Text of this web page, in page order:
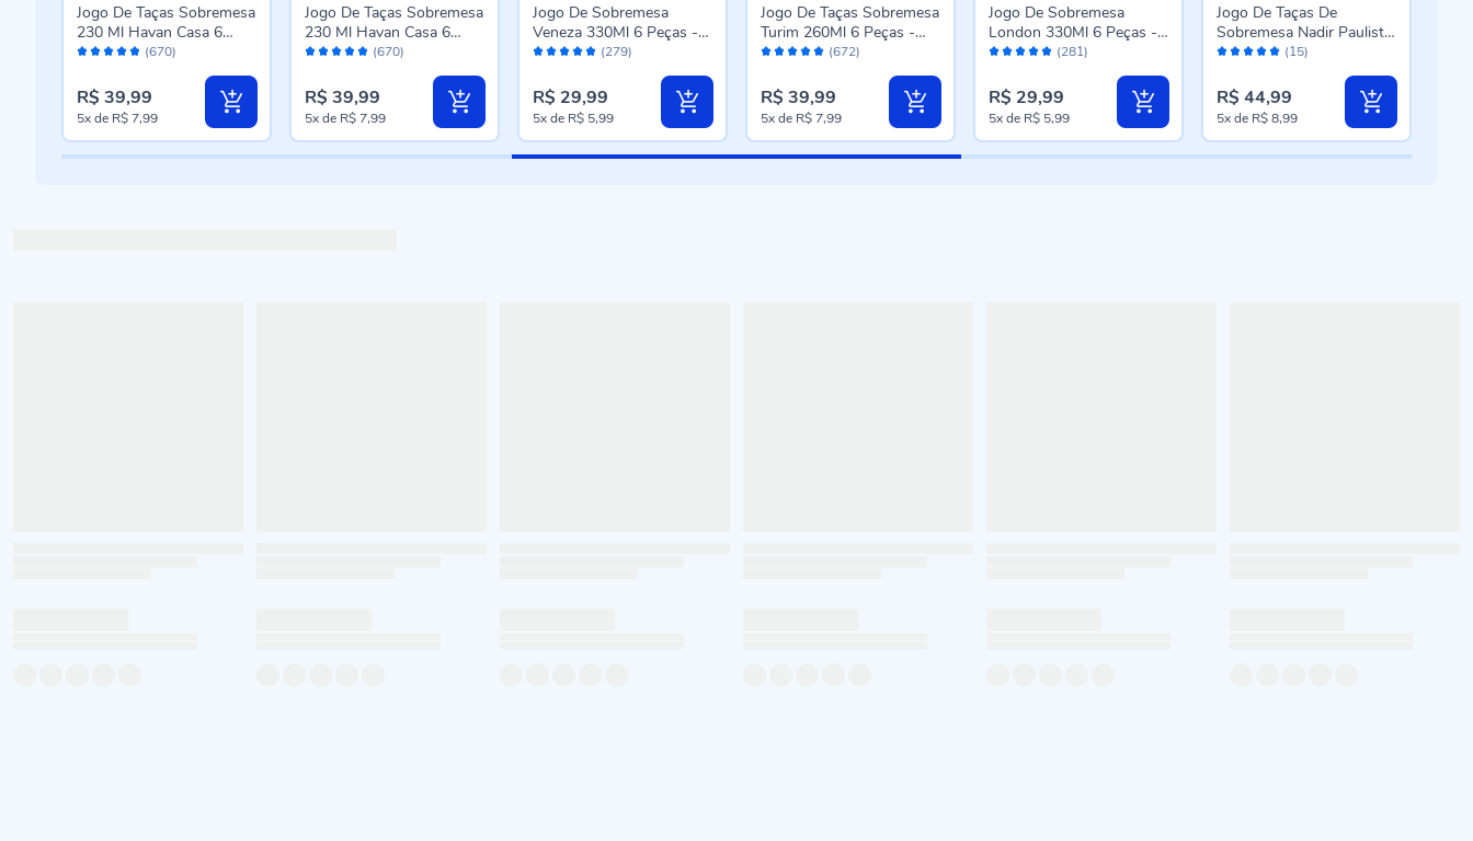
Avaliação: (670)
Jogo De Taças Sobremesa
230 Ml Havan Casa 6
Peças - Berlim
R$ 39,99
5xde R$ 7,99
Avaliação: (670)
Jogo De Taças Sobremesa
230 Ml Havan Casa 6
Peças - Munique
R$ 39,99
5xde R$ 7,99
Avaliação: (279)
Jogo De Sobremesa
Veneza 330Ml 6 Peças -
Havan Casa
R$ 29,99
5xde R$ 5,99
Avaliação: (672)
Jogo De Taças Sobremesa
Turim 260Ml 6 Peças -
Havan Casa
R$ 39,99
5xde R$ 7,99
Avaliação: (281)
Jogo De Sobremesa
London 330Ml 6 Peças -
Havan Casa
R$ 29,99
5xde R$ 5,99
Avaliação: (15)
Jogo De Taças De
Sobremesa Nadir Paulista
- 6 Peças
R$ 44,99
5xde R$ 8,99